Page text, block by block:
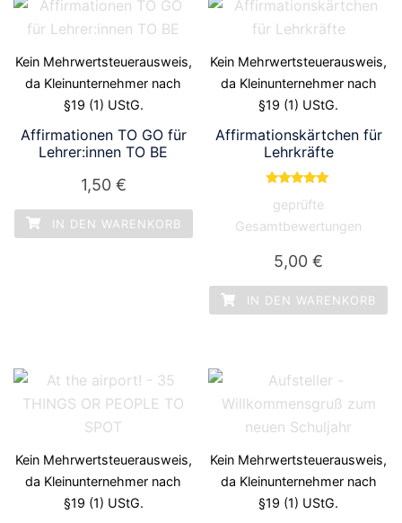
Kein Mehrwertsteuerausweis,
da Kleinunternehmer nach
§19 (1) UStG.
Affirmationen TO GO für
Lehrer:innen TO BE
1,50 €
IN DEN WARENKORB
Kein Mehrwertsteuerausweis,
da Kleinunternehmer nach
§19 (1) UStG.
Affirmationskärtchen für
Lehrkräfte
5.00
geprüfte
Gesamtbewertungen
5,00€
IN DEN WARENKORB
Kein Mehrwertsteuerausweis,
da Kleinunternehmer nach
§19 (1) UStG.
Kein Mehrwertsteuerausweis,
da Kleinunternehmer nach
§19 (1) UStG.